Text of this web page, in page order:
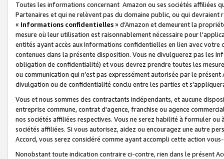
Toutes les informations concernant Amazon ou ses sociétés affiliées
Partenaires et qui ne relèvent pas du domaine public, ou qui
« Informations confidentielles» d’Amazon et demeurent la
mesure où leur utilisation est raisonnablement nécessaire pour
entités ayant accès aux Informations confidentielles en lien avec
contenues dans la présente disposition. Vous ne divulguerez pas les
obligation de confidentialité) et vous devrez prendre toutes les
ou communication qui n’est pas expressément autorisée par le
divulgation ou de confidentialité conclu entre les parties et
Vous et nous sommes des contractants indépendants, et aucune
entreprise commune, contrat d'agence, franchise ou agence
nos sociétés affiliées respectives. Vous ne serez habilité à formuler
sociétés affiliées. Si vous autorisez, aidez ou encouragez une autre
Accord, vous serez considéré comme ayant accompli cette action
Nonobstant toute indication contraire ci-contre, rien dans le présent